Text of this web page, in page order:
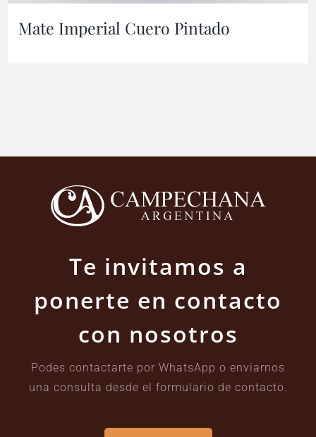
Mate Imperial Cuero Pintado
Te invitamos a
ponerte en contacto
con nosotros
Podes contactarte por WhatsApp o enviarnos
una consulta desde el formulario de contacto.